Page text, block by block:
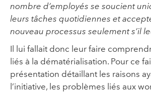
nombre d’employés se soucient
leurs tâches quotidiennes et
nouveau processus seulement s’il
Il lui fallait donc leur faire
liés à la dématérialisation. Pour ce
présentation détaillant les raisons
l’initiative, les problèmes liés aux